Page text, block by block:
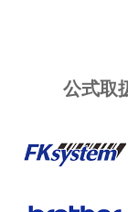
公式取